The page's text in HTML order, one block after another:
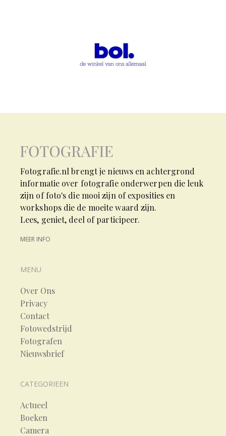
Fotografie.nl brengt je nieuws en achtergrond
informatie over fotografie onderwerpen die leuk
zijn of foto's die mooi zijn of exposities en
workshops die de moeite waard zijn.
Lees, geniet, deel of participeer.
MEER INFO
MENU
Over Ons
Privacy
Contact
Fotowedstrijd
Fotografen
Nieuwsbrief
CATEGORIEEN
Actueel
Boeken
Camera